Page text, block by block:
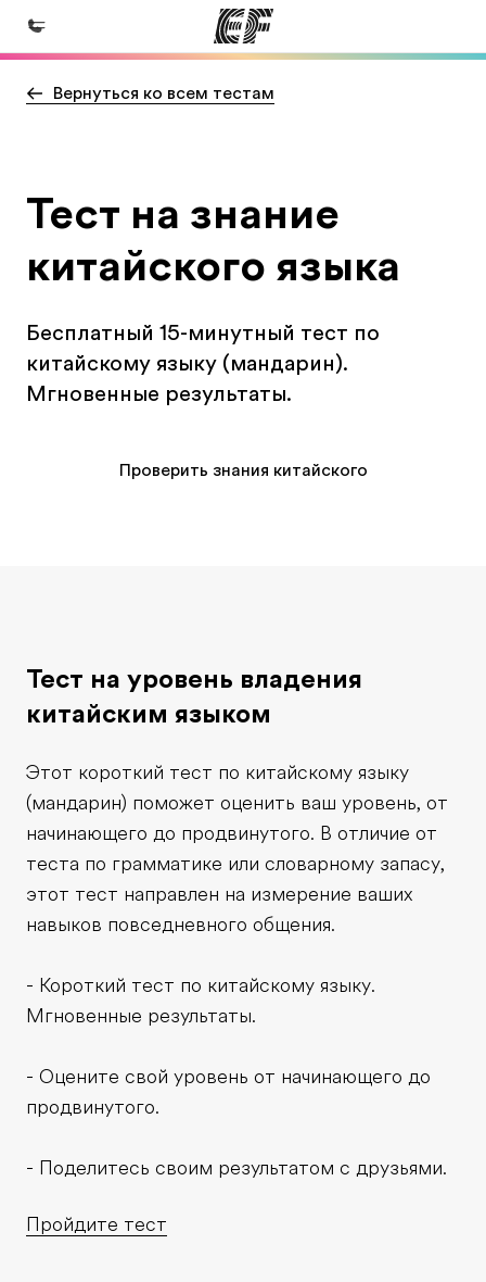
Главная
Все курсы и программы EF
Офисы
О нас
Кто мы
Вернуться ко всем тестам
Тест на знание
китайского языка
Бесплатный 15-минутный тест по
китайскому языку (мандарин).
Мгновенные результаты.
Проверить знания китайского
Тест на уровень владения
китайским языком
Этот короткий тест по китайскому языку
(мандарин) поможет оценить ваш уровень, от
начинающего до продвинутого. В отличие от
теста по грамматике или словарному запасу,
этот тест направлен на измерение ваших
навыков повседневного общения.
- Короткий тест по китайскому языку.
Мгновенные результаты.
- Оцените свой уровень от начинающего до
продвинутого.
- Поделитесь своим результатом с друзьями.
Пройдите тест